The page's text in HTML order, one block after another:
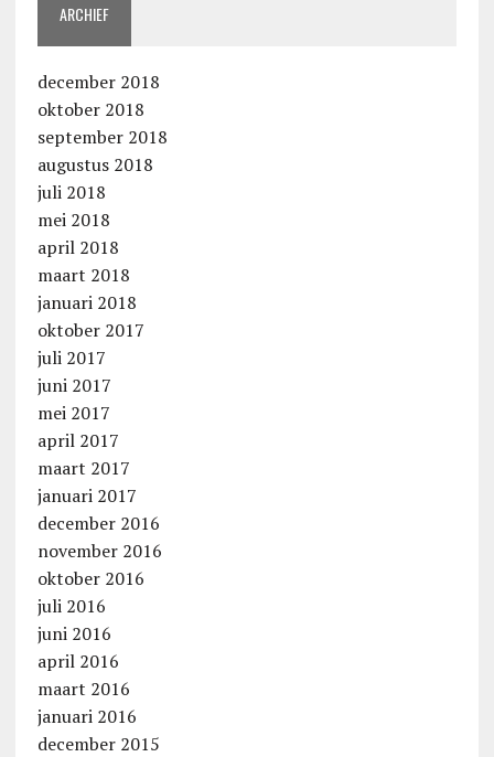
ARCHIEF
december 2018
oktober 2018
september 2018
augustus 2018
juli 2018
mei 2018
april 2018
maart 2018
januari 2018
oktober 2017
juli 2017
juni 2017
mei 2017
april 2017
maart 2017
januari 2017
december 2016
november 2016
oktober 2016
juli 2016
juni 2016
april 2016
maart 2016
januari 2016
december 2015